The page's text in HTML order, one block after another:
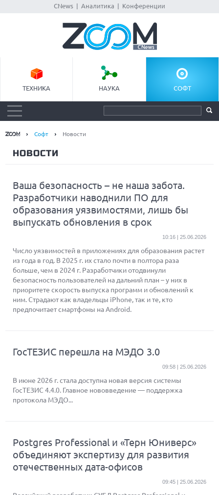
CNews Аналитика Конференции
ТЕХНИКА НАУКА СОФТ
Софт Новости
НОВОСТИ
Ваша безопасность – не наша забота.
Разработчики наводнили ПО для
образования уязвимостями, лишь бы
выпускать обновления в срок
10:16 | 25.06.2026
Число уязвимостей в приложениях для образования растет
из года в год. В 2025 г. их стало почти в полтора раза
больше, чем в 2024 г. Разработчики отодвинули
безопасность пользователей на дальний план – у них в
приоритете скорость выпуска программ и обновлений к
ним. Страдают как владельцы iPhone, так и те, кто
предпочитает смартфоны на Android.
ГосТЕЗИС перешла на МЭДО 3.0
09:58 | 25.06.2026
В июне 2026 г. стала доступна новая версия системы
ГосТЕЗИС 4.4.0. Главное нововведение — поддержка
протокола МЭДО...
Postgres Professional и «Терн Юниверс»
объединяют экспертизу для развития
отечественных дата-офисов
09:45 | 25.06.2026